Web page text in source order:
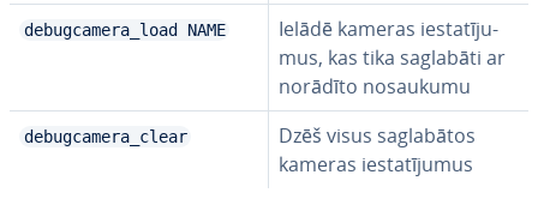
debugcamera_load NAME
Ielādē kameras ie­sta­tī­ju­
mus, kas tika saglabāti ar
norādīto nosaukumu
debugcamera_clear
Dzēš visus sa­gla­bā­tos
kameras ie­sta­tī­ju­mus